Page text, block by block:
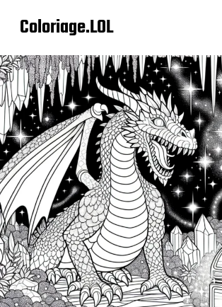
Coloriage.LOL